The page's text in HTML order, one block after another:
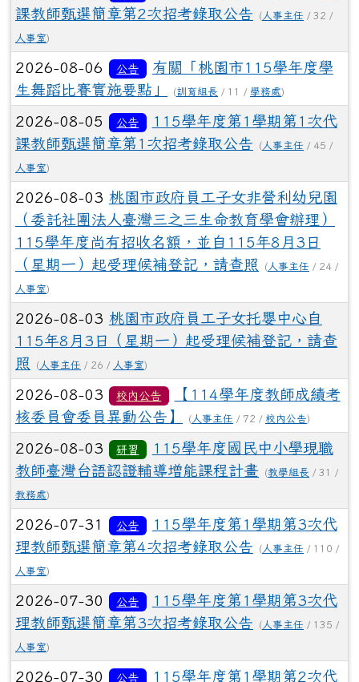
課教師甄選簡章第2次招考錄取公告
( 人事主任 / 32 /
人事室)
2026-08-06 公告
有關「桃園市115學年度學
生舞蹈比賽實施要點」
(訓育組長 / 11 / 學務處)
2026-08-05 公告
115學年度第1學期第1次代
課教師甄選簡章第1次招考錄取公告
( 人事主任 / 45 /
人事室)
2026-08-03 桃園市政府員工子女非營利幼兒園
（委託社團法人臺灣三之三生命教育學會辦理）
115學年度尚有招收名額，並自115年8月3日
（星期一）起受理候補登記，請查照
( 人事主任 / 24 /
人事室)
2026-08-03 桃園市政府員工子女托嬰中心自
115年8月3日（星期一）起受理候補登記，請查
照
( 人事主任 / 26 / 人事室)
2026-08-03 校內公告
【114學年度教師成績考
核委員會委員異動公告】
( 人事主任 / 72 / 校內公告)
2026-08-03 研習
115學年度國民中小學現職
教師臺灣台語認證輔導增能課程計畫
(教學組長 / 31 /
教務處)
2026-07-31 公告
115學年度第1學期第3次代
理教師甄選簡章第4次招考錄取公告
( 人事主任 / 110 /
人事室)
2026-07-30 公告
115學年度第1學期第3次代
理教師甄選簡章第3次招考錄取公告
( 人事主任 / 135 /
人事室)
2026-07-30 公告 115學年度第1學期第2次代